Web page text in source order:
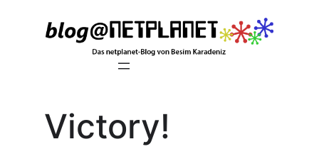
Victory!